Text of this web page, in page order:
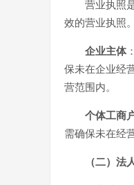
营业执照
效的营业执照
企业主体
保未在企业经
营范围内。
个体工商
需确保未在经
（二）法